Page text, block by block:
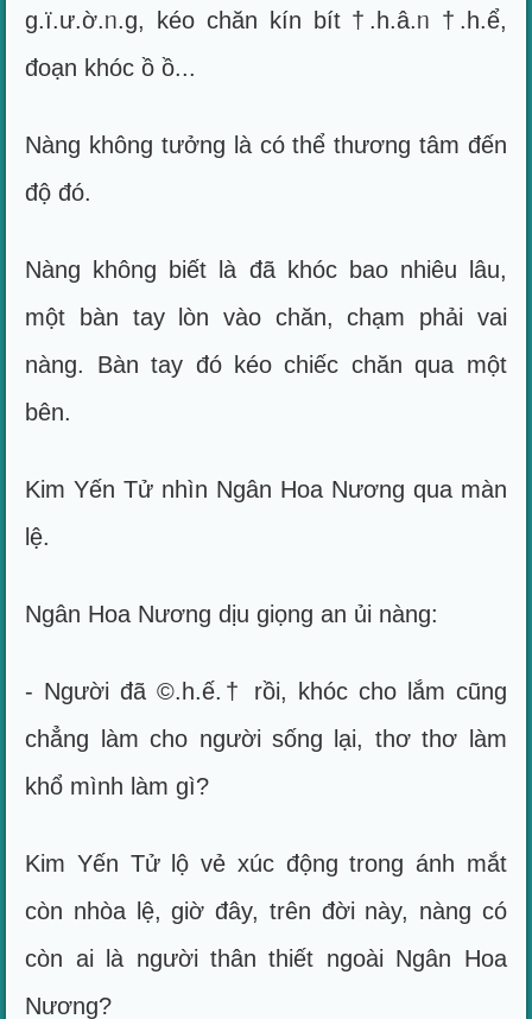
g.ï.ư.ờ.ᥒ.g, kéo chăn kín bít †.h.â.ᥒ †.h.ể,
đoạn khóc ồ ồ...
Nàng không tưởng là có thể thương tâm đến
độ đó.
Nàng không biết là đã khóc bao nhiêu lâu,
một bàn tay lòn vào chăn, chạm phải vai
nàng. Bàn tay đó kéo chiếc chăn qua một
bên.
Kim Yến Tử nhìn Ngân Hoa Nương qua màn
lệ.
Ngân Hoa Nương dịu giọng an ủi nàng:
- Người đã ©.h.ế.† rồi, khóc cho lắm cũng
chẳng làm cho người sống lại, thơ thơ làm
khổ mình làm gì?
Kim Yến Tử lộ vẻ xúc động trong ánh mắt
còn nhòa lệ, giờ đây, trên đời này, nàng có
còn ai là người thân thiết ngoài Ngân Hoa
Nương?